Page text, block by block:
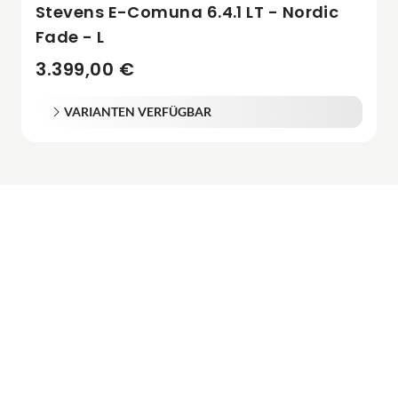
Stevens E-Comuna 6.4.1 LT - Nordic
Fade - L
3.399,00 €
VARIANTEN VERFÜGBAR